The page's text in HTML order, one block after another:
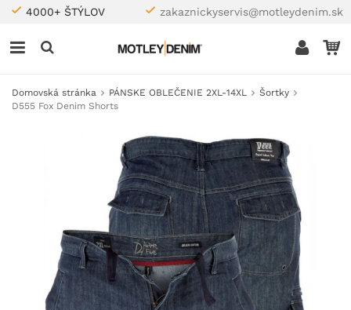
4000+ ŠTÝLOV zakaznickyservis@motleydenim.sk
Domovská stránka PÁNSKE OBLEČENIE 2XL-14XL
Šortky
D555 Fox Denim Shorts